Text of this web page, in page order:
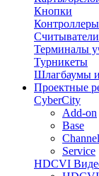
Кнопки
Контроллеры
Считыватели
Терминалы
Турникеты
Шлагбаумы
Проектные
CyberCity
Add-on
Base
Channel
Service
HDCVI